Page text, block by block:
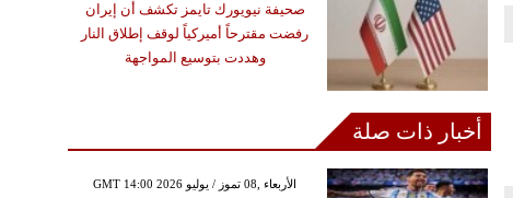
صحيفة نيويورك تايمز تكشف أن إيران
رفضت مقترحاً أميركياً لوقف إطلاق النار
وهددت بتوسيع المواجهة
أخبار ذات صلة
GMT 14:00 2026 الأربعاء ,08 تموز / يوليو